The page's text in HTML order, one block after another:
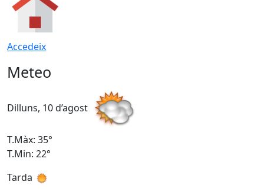
Accedeix
Meteo
Dilluns, 10 d’agost
T.Màx: 35°
T.Min: 22°
Tarda